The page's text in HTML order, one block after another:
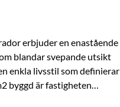
erbjuder en enastående
blandar svepande utsikt
enkla livsstil som definierar
byggd är fastigheten